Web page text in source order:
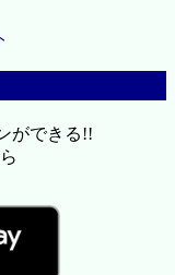
ができる!!